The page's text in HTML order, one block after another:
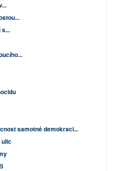
samotné demokraci...
ulic